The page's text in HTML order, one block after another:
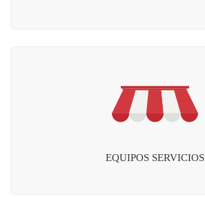
EQUIPOS SERVICIOS